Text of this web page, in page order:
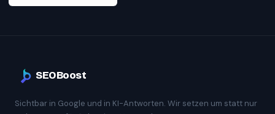
SEOBoost
Sichtbar in Google und in KI-Antworten. Wir setzen um statt nur